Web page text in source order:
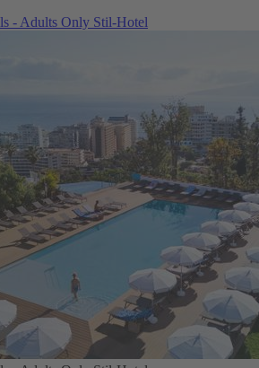
- Adults Only Stil-Hotel